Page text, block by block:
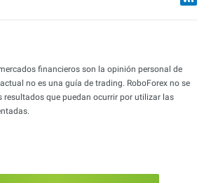
financieros son la opinión personal de
no es una guía de trading. RoboForex no se
resultados que puedan ocurrir por utilizar las